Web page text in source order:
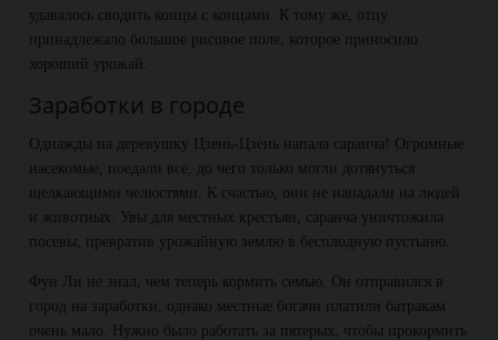
удавалось сводить концы с концами. К тому же, отцу
принадлежало большое рисовое поле, которое приносило
хороший урожай.
Заработки в городе
Однажды на деревушку Цзень-Цзень напала саранча! Огромные
насекомые, поедали все, до чего только могли дотянуться
щелкающими челюстями. К счастью, они не нападали на людей
и животных. Увы для местных крестьян, саранча уничтожила
посевы, превратив урожайную землю в бесплодную пустыню.
Фун Ли не знал, чем теперь кормить семью. Он отправился в
город на заработки, однако местные богачи платили батракам
очень мало. Нужно было работать за пятерых, чтобы прокормить